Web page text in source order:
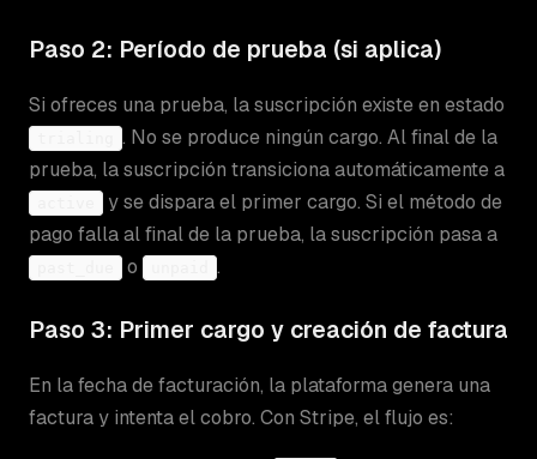
Paso 2: Período de prueba (si aplica)
Si ofreces una prueba, la suscripción existe en estado
. No se produce ningún cargo. Al final de la
prueba, la suscripción transiciona automáticamente a
y se dispara el primer cargo. Si el método de
pago falla al final de la prueba, la suscripción pasa a
o .
Paso 3: Primer cargo y creación de factura
En la fecha de facturación, la plataforma genera una
factura y intenta el cobro. Con Stripe, el flujo es: